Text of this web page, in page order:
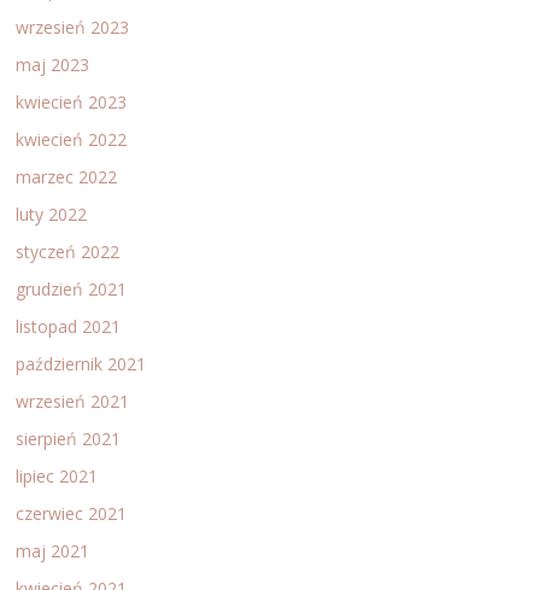
wrzesień 2023
maj 2023
kwiecień 2023
kwiecień 2022
marzec 2022
luty 2022
styczeń 2022
grudzień 2021
listopad 2021
październik 2021
wrzesień 2021
sierpień 2021
lipiec 2021
czerwiec 2021
maj 2021